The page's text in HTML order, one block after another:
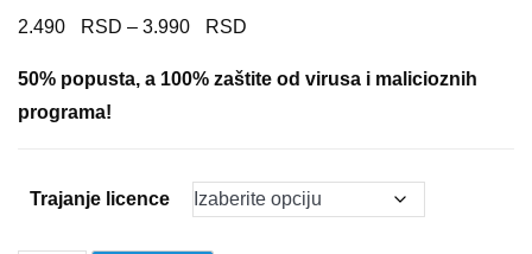
2.490 – 3.990
2.490 $
50% popusta, a 100% zaštite od virusa i malicioznih
programa!
Trajanje licence